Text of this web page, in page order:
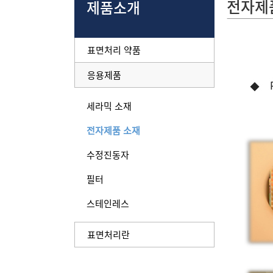
제품소개
표면처리 약품
응용제품
세라믹 소재
전자제품 소재
수정진동자
필터
스테인레스
표면처리란
전자